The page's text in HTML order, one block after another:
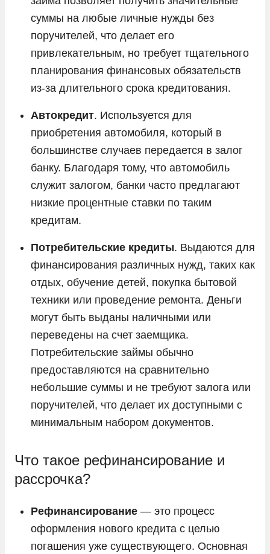
суммы на любые личные нужды без
поручителей, что делает его
привлекательным, но требует тщательного
планирования финансовых обязательств
из-за длительного срока кредитования.
Автокредит. Используется для
приобретения автомобиля, который в
большинстве случаев передается в залог
банку. Благодаря тому, что автомобиль
служит залогом, банки часто предлагают
низкие процентные ставки по таким
кредитам.
Потребительские кредиты. Выдаются для
финансирования различных нужд, таких как
отдых, обучение детей, покупка бытовой
техники или проведение ремонта. Деньги
могут быть выданы наличными или
переведены на счет заемщика.
Потребительские займы обычно
предоставляются на сравнительно
небольшие суммы и не требуют залога или
поручителей, что делает их доступными с
минимальным набором документов.
Что такое рефинансирование и
рассрочка?
Рефинансирование — это процесс
оформления нового кредита с целью
погашения уже существующего. Основная